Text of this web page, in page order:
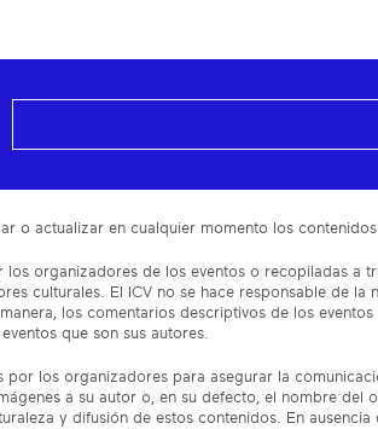
o actualizar en cualquier momento los contenidos
organizadores de los eventos o recopiladas a
culturales. El ICV no se hace responsable de la
los comentarios descriptivos de los eventos
que son sus autores.
los organizadores para asegurar la
a su autor o, en su defecto, el nombre del
y difusión de estos contenidos. En ausencia